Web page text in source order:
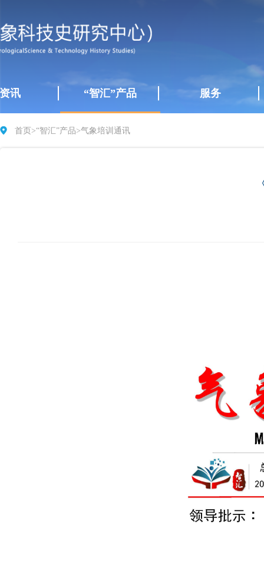
讯 “智汇”产品 服务
首页 >“智汇”产品>气象培训通讯